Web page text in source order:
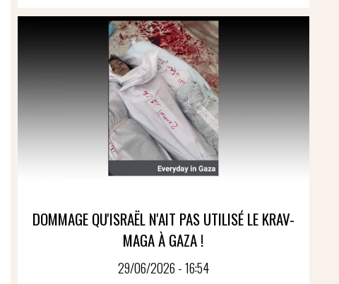
DOMMAGE QU'ISRAËL N'AIT PAS UTILISÉ LE KRAV-
MAGA À GAZA !
29/06/2026 - 16:54